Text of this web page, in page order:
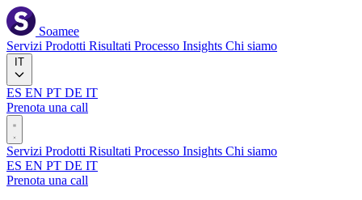
Soamee
Servizi Prodotti Risultati Processo Insights Chi siamo
ES EN PT DE IT
Prenota una call
Servizi Prodotti Risultati Processo Insights Chi siamo
ES EN PT DE IT
Prenota una call